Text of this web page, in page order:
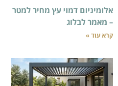
עץ מחיר למטר